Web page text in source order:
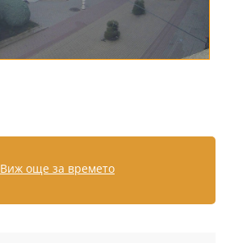
Виж още за времето